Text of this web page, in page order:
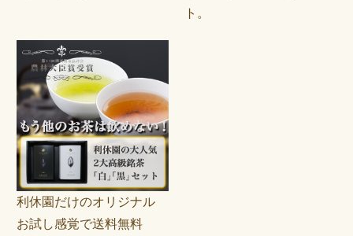
ト。
利休園だけのオリジナル
お試し感覚で送料無料